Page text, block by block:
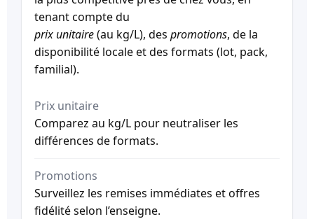
tenant compte du
prix unitaire(au kg/L), des promotions, de la
disponibilité locale et des formats (lot, pack,
familial).
Prix unitaire
Comparez au kg/L pour neutraliser les
différences de formats.
Promotions
Surveillez les remises immédiates et offres
fidélité selon l’enseigne.